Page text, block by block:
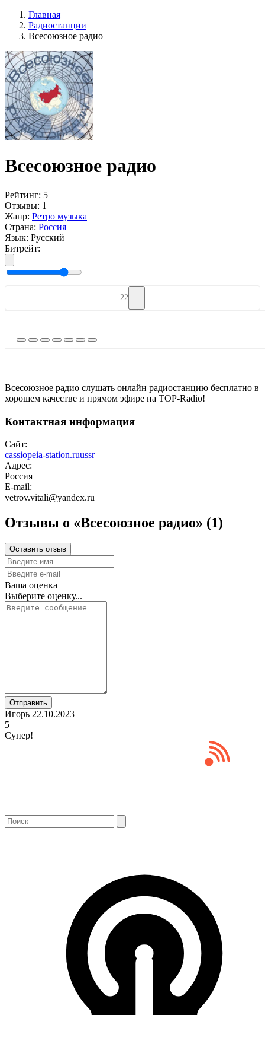
Главная
Радиостанции
Всесоюзное радио
Всесоюзное радио
Рейтинг: 5
Отзывы: 1
Жанр: Ретро музыка
Страна: Россия
Язык: Русский
Битрейт:
22
Всесоюзное радио слушать онлайн радиостанцию бесплатно в
хорошем качестве и прямом эфире на TOP-Radio!
Контактная информация
Сайт:
cassiopeia-station.ruussr
Адрес:
Россия
E-mail:
vetrov.vitali@yandex.ru
Отзывы о «Всесоюзное радио» (1)
Оставить отзыв
Ваша оценка
Выберите оценку...
Отправить
Игорь 22.10.2023
5
Супер!